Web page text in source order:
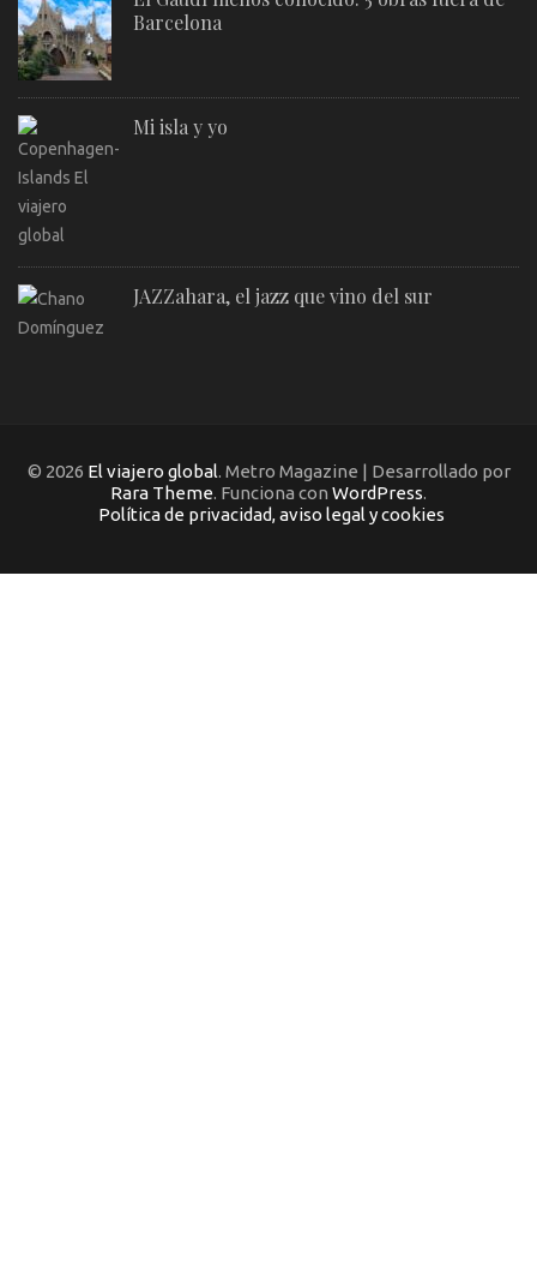
Barcelona
Mi isla y yo
JAZZahara, el jazz que vino del sur
© 2026 El viajero global. Metro Magazine | Desarrollado por
Rara Theme. Funciona con WordPress.
Política de privacidad, aviso legal y cookies